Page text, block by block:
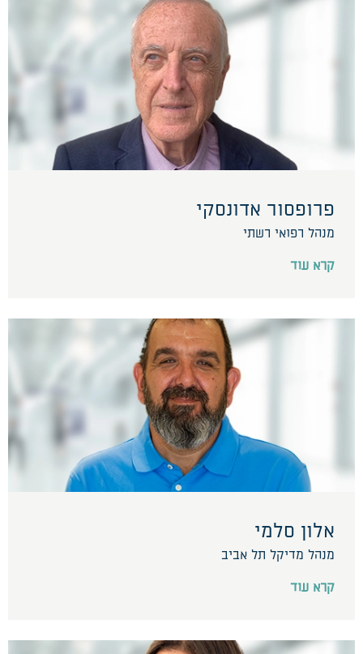
פרופסור אדונסקי
מנהל רפואי רשתי
קרא עוד
אלון סלמי
מנהל מדיקל תל אביב
קרא עוד